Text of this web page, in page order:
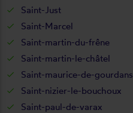
Saint-Just
Saint-Marcel
Saint-martin-du-frêne
Saint-martin-le-châtel
Saint-maurice-de-gourdans
Saint-nizier-le-bouchoux
Saint-paul-de-varax